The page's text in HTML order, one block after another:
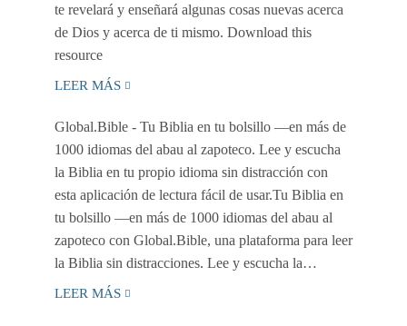
te revelará y enseñará algunas cosas nuevas acerca
de Dios y acerca de ti mismo. Download this
resource
LEER MÁS
Global.Bible - Tu Biblia en tu bolsillo —en más de
1000 idiomas del abau al zapoteco. Lee y escucha
la Biblia en tu propio idioma sin distracción con
esta aplicación de lectura fácil de usar.Tu Biblia en
tu bolsillo —en más de 1000 idiomas del abau al
zapoteco con Global.Bible, una plataforma para leer
la Biblia sin distracciones. Lee y escucha la…
LEER MÁS